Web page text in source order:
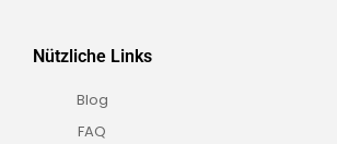
Nützliche Links
Blog
FAQ